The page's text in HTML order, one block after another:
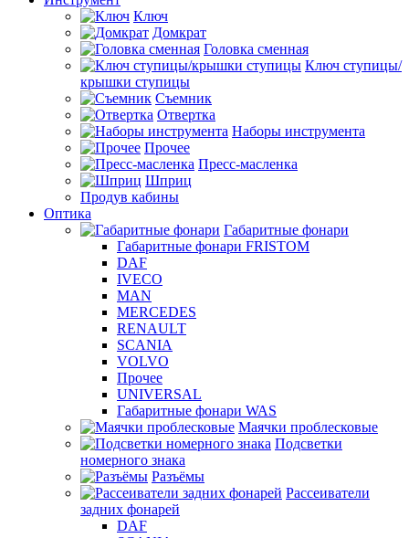
Ключ
Домкрат
Головка сменная
Ключ ступицы/
крышки ступицы
Съемник
Отвертка
Наборы инструмента
Прочее
Пресс-масленка
Шприц
Продув кабины
Оптика
Габаритные фонари
Габаритные фонари FRISTOM
DAF
IVECO
MAN
MERCEDES
RENAULT
SCANIA
VOLVO
Прочее
UNIVERSAL
Габаритные фонари WAS
Маячки проблесковые
Подсветки
номерного знака
Разъёмы
Рассеиватели
задних фонарей
DAF